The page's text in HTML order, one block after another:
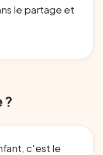
le partage et
?
c'est le